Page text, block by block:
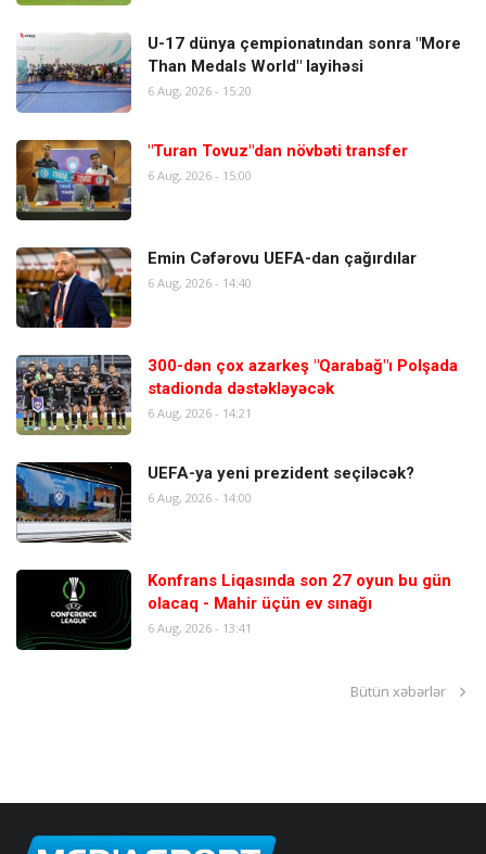
U-17 dünya çempionatından sonra "More
Than Medals World" layihəsi
6 Aug, 2026 - 15:20
"Turan Tovuz"dan növbəti transfer
6 Aug, 2026 - 15:00
Emin Cəfərovu UEFA-dan çağırdılar
6 Aug, 2026 - 14:40
300-dən çox azarkeş "Qarabağ"ı Polşada
stadionda dəstəkləyəcək
6 Aug, 2026 - 14:21
UEFA-ya yeni prezident seçiləcək?
6 Aug, 2026 - 14:00
Konfrans Liqasında son 27 oyun bu gün
olacaq - Mahir üçün ev sınağı
6 Aug, 2026 - 13:41
Bütün xəbərlər